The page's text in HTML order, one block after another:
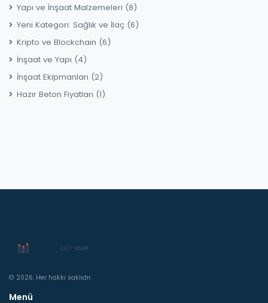
Yapı ve İnşaat Malzemeleri (8)
Yeni Kategori: Sağlık ve İlaç (6)
Kripto ve Blockchain (6)
İnşaat ve Yapı (4)
İnşaat Ekipmanları (2)
Hazır Beton Fiyatları (1)
© 2026. Her hakkı saklıdır.
Menü